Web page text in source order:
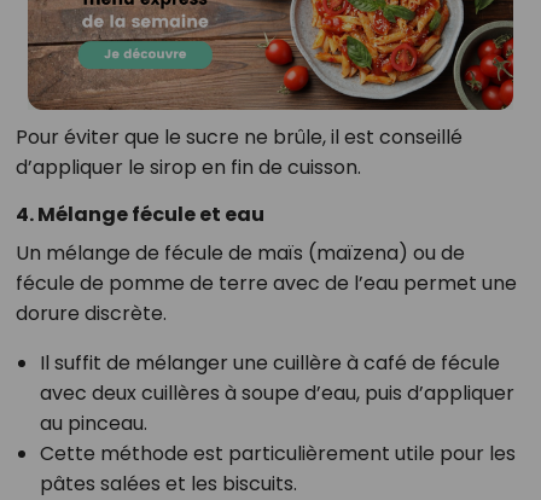
Pour éviter que le sucre ne brûle, il est conseillé
d’appliquer le sirop en fin de cuisson.
4. Mélange fécule et eau
Un mélange de fécule de maïs (maïzena) ou de
fécule de pomme de terre avec de l’eau permet une
dorure discrète.
Il suffit de mélanger une cuillère à café de fécule
avec deux cuillères à soupe d’eau, puis d’appliquer
au pinceau.
Cette méthode est particulièrement utile pour les
pâtes salées et les biscuits.